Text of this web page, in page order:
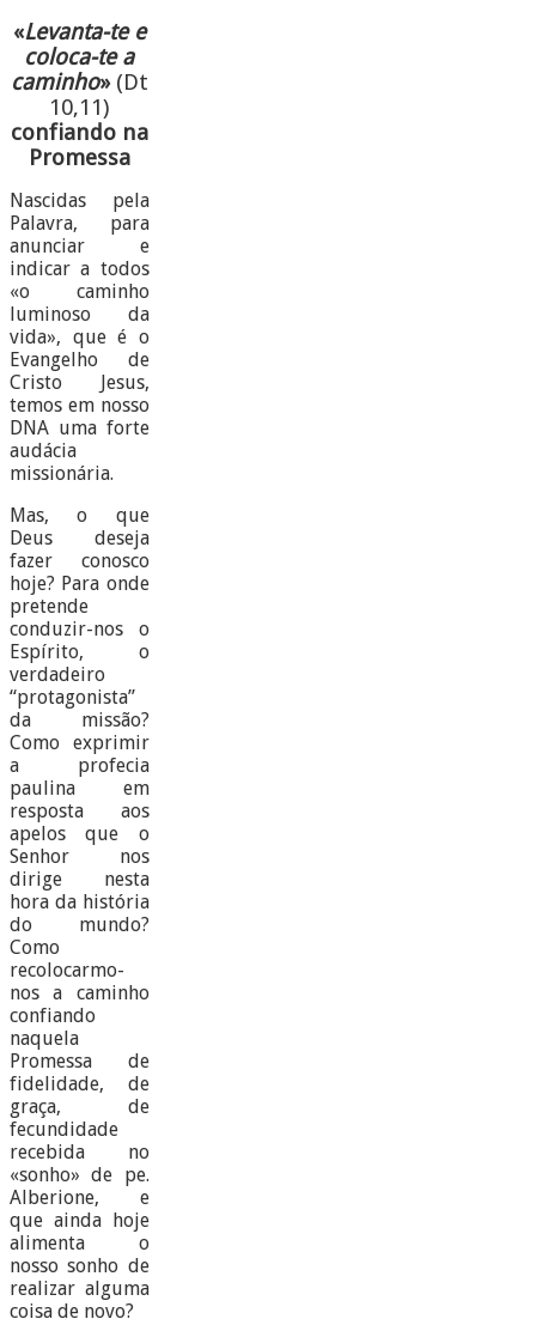
«Levanta-te e
coloca-te a
caminho»(Dt
10,11)
confiando na
Promessa
Nascidas pela
Palavra, para
anunciar e
indicar a todos
«o caminho
luminoso da
vida», que é o
Evangelho de
Cristo Jesus,
temos em nosso
DNA uma forte
audácia
missionária.
Mas, o que
Deus deseja
fazer conosco
hoje? Para onde
pretende
conduzir-nos o
Espírito, o
verdadeiro
“protagonista”
da missão?
Como exprimir
a profecia
paulina em
resposta aos
apelos que o
Senhor nos
dirige nesta
hora da história
do mundo?
Como
recolocarmo-
nos a caminho
confiando
naquela
Promessa de
fidelidade, de
graça, de
fecundidade
recebida no
«sonho» de pe.
Alberione, e
que ainda hoje
alimenta o
nosso sonho de
realizar alguma
coisa de novo?